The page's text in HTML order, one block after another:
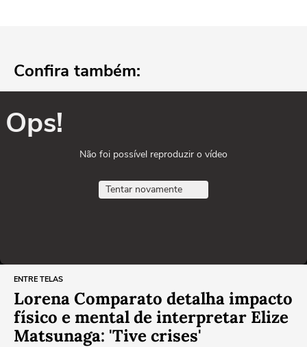
Confira também:
Ops!
Não foi possível reproduzir o vídeo
Tentar novamente
ENTRE TELAS
Lorena Comparato detalha impacto
físico e mental de interpretar Elize
Matsunaga: 'Tive crises'